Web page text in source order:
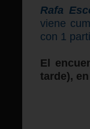
Rafa
viene
con 1
El
tarde),